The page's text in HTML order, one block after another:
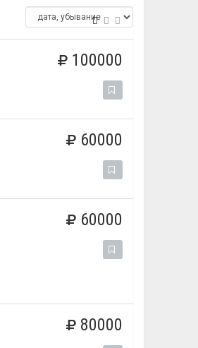
100000
60000
60000
80000